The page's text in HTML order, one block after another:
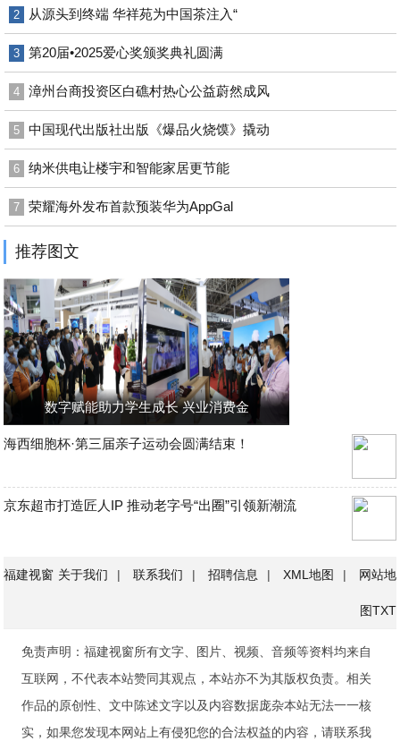
2 从源头到终端 华祥苑为中国茶注入“
3 第20届•2025爱心奖颁奖典礼圆满
4 漳州台商投资区白礁村热心公益蔚然成风
5 中国现代出版社出版《爆品火烧馍》撬动
6 纳米供电让楼宇和智能家居更节能
7 荣耀海外发布首款预装华为AppGal
推荐图文
数字赋能助力学生成长 兴业消费金
海西细胞杯·第三届亲子运动会圆满结束！
京东超市打造匠人IP 推动老字号“出圈”引领新潮流
福建视窗 关于我们 | 联系我们 | 招聘信息 | XML地图 | 网站地
图TXT
免责声明：福建视窗所有文字、图片、视频、音频等资料均来自
互联网，不代表本站赞同其观点，本站亦不为其版权负责。相关
作品的原创性、文中陈述文字以及内容数据庞杂本站无法一一核
实，如果您发现本网站上有侵犯您的合法权益的内容，请联系我